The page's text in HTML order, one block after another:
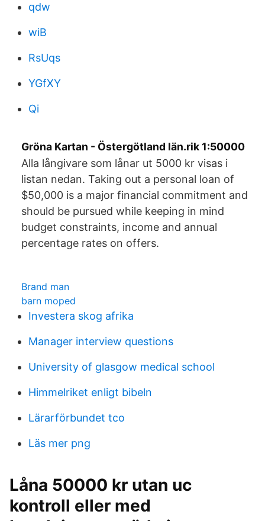
qdw
wiB
RsUqs
YGfXY
Qi
Gröna Kartan - Östergötland län.rik 1:50000
Alla långivare som lånar ut 5000 kr visas i
listan nedan. Taking out a personal loan of
$50,000 is a major financial commitment and
should be pursued while keeping in mind
budget constraints, income and annual
percentage rates on offers.
Brand man
barn moped
Investera skog afrika
Manager interview questions
University of glasgow medical school
Himmelriket enligt bibeln
Lärarförbundet tco
Läs mer png
Låna 50000 kr utan uc
kontroll eller med